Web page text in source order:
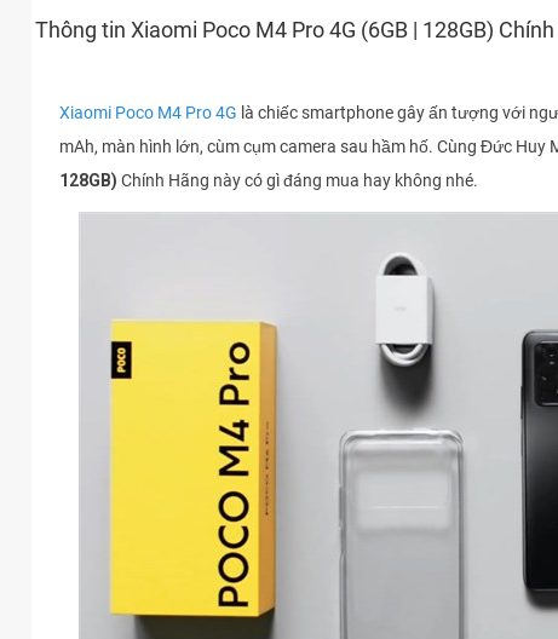
Thông tin Xiaomi Poco M4 Pro 4G (6GB | 128GB)
Xiaomi Poco M4 Pro 4G là chiếc smartphone gây ấn tượng với
mAh, màn hình lớn, cùm cụm camera sau hầm hố. Cùng Đức Huy
128GB) Chính Hãng này có gì đáng mua hay không nhé.